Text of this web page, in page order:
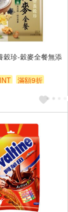
穀珍-穀麥全餐無添
滿額9折